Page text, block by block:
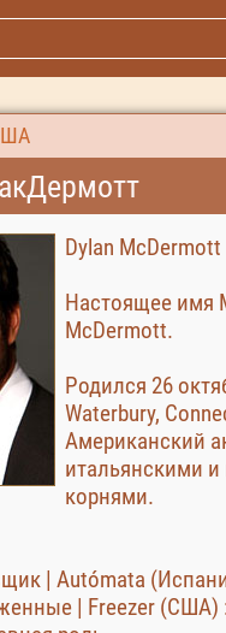
Dylan McDermott
Настоящее имя
McDermott.
Родился 26
Waterbury,
Американский
итальянскими
корнями.
| Autómata
| Freezer (США)